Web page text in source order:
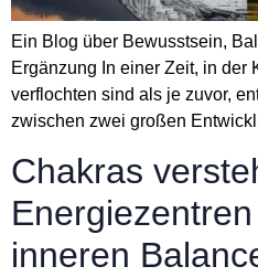
Ein Blog über Bewusstsein,
Ergänzung In einer Zeit, in der
verflochten sind als je zuvor,
zwischen zwei großen
Chakras
inneren